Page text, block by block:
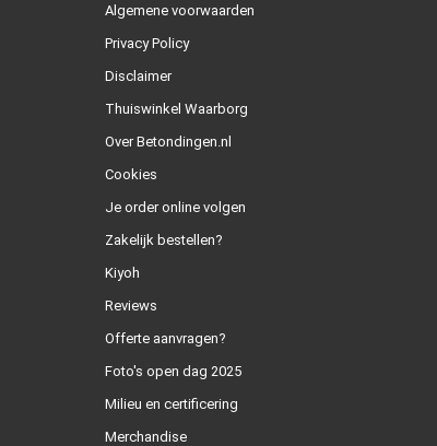
Algemene voorwaarden
Privacy Policy
Disclaimer
Thuiswinkel Waarborg
Over Betondingen.nl
Cookies
Je order online volgen
Zakelijk bestellen?
Kiyoh
Reviews
Offerte aanvragen?
Foto's open dag 2025
Milieu en certificering
Merchandise